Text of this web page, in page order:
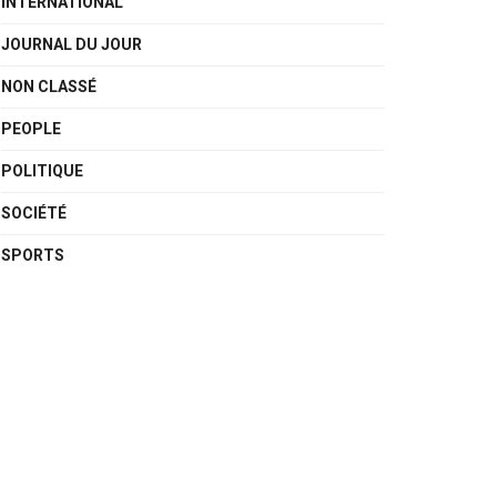
JOURNAL DU JOUR
NON CLASSÉ
PEOPLE
POLITIQUE
SOCIÉTÉ
SPORTS